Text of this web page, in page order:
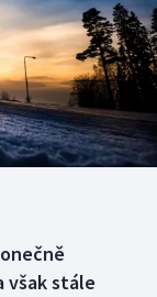
však stále